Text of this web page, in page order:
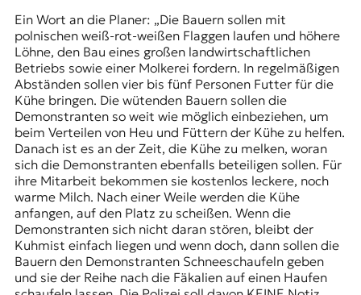
Ein Wort an die Planer: „Die Bauern sollen mit
polnischen weiß-rot-weißen Flaggen laufen und höhere
Löhne, den Bau eines großen landwirtschaftlichen
Betriebs sowie einer Molkerei fordern. In regelmäßigen
Abständen sollen vier bis fünf Personen Futter für die
Kühe bringen. Die wütenden Bauern sollen die
Demonstranten so weit wie möglich einbeziehen, um
beim Verteilen von Heu und Füttern der Kühe zu helfen.
Danach ist es an der Zeit, die Kühe zu melken, woran
sich die Demonstranten ebenfalls beteiligen sollen. Für
ihre Mitarbeit bekommen sie kostenlos leckere, noch
warme Milch. Nach einer Weile werden die Kühe
anfangen, auf den Platz zu scheißen. Wenn die
Demonstranten sich nicht daran stören, bleibt der
Kuhmist einfach liegen und wenn doch, dann sollen die
Bauern den Demonstranten Schneeschaufeln geben
und sie der Reihe nach die Fäkalien auf einen Haufen